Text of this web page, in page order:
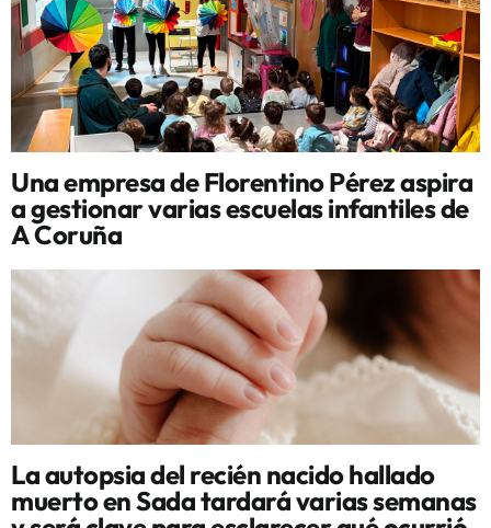
Una empresa de Florentino Pérez aspira
a gestionar varias escuelas infantiles de
A Coruña
La autopsia del recién nacido hallado
muerto en Sada tardará varias semanas